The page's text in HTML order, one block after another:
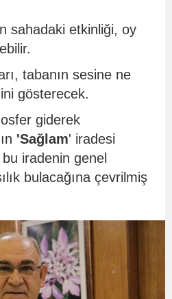
sahadaki etkinliği, oy
tabanın sesine ne
gösterecek.
giderek
'Sağlam' iradesi
iradenin genel
bulacağına çevrilmiş